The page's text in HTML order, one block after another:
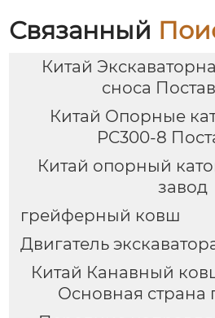
Связанный
Китай
сноса
Китай Опорные
PC300-8
Китай опорный
завод
грейферный ковш
Двигатель
Китай Канавный
Основная страна